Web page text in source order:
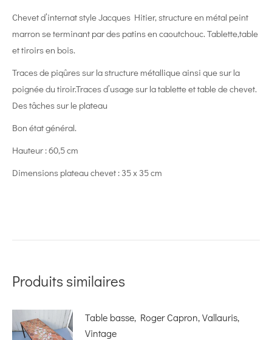
Chevet d’internat style Jacques Hitier, structure en métal peint
marron se terminant par des patins en caoutchouc. Tablette,table
et tiroirs en bois.
Traces de piqûres sur la structure métallique ainsi que sur la
poignée du tiroir.Traces d’usage sur la tablette et table de chevet.
Des tâches sur le plateau
Bon état général.
Hauteur : 60,5 cm
Dimensions plateau chevet : 35 x 35 cm
Produits similaires
Table basse, Roger Capron, Vallauris,
Vintage